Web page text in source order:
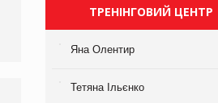
ТРЕНІНГОВИЙ ЦЕНТР
Яна Олентир
Тетяна Ільєнко